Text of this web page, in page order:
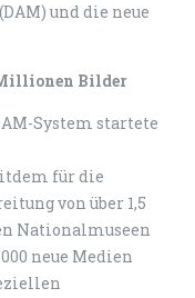
und die neue
Bilder
System startete
für die
von über 1,5
Nationalmuseen
neue Medien